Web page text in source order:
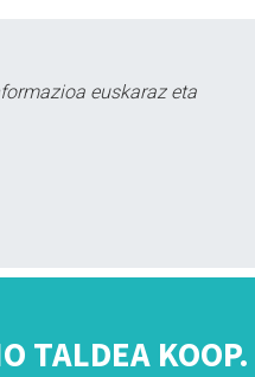
euskaraz eta
TALDEA